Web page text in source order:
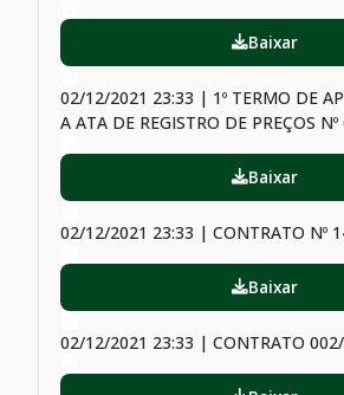
Baixar
02/12/2021 23:33 | 1º TERMO DE
A ATA DE REGISTRO DE PREÇOS
Baixar
02/12/2021 23:33 | CONTRATO Nº
Baixar
02/12/2021 23:33 | CONTRATO